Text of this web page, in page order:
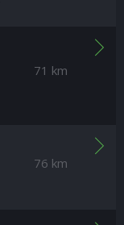
71 km
76 km